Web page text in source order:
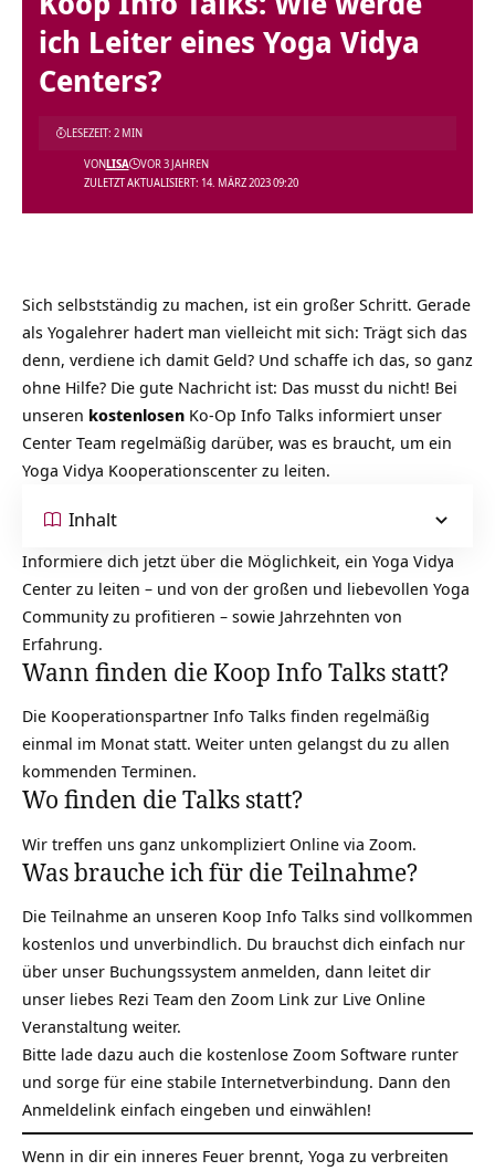
ich Leiter eines Yoga Vidya
Centers?
ZULETZT AKTUALISIERT: 14. MÄRZ 2023 09:20
VONLISA VOR 3 JAHREN
LESEZEIT: 2 MIN
Sich selbstständig zu machen, ist ein großer Schritt. Gerade
als Yogalehrer hadert man vielleicht mit sich: Trägt sich das
denn, verdiene ich damit Geld? Und schaffe ich das, so ganz
ohne Hilfe? Die gute Nachricht ist: Das musst du nicht! Bei
unseren kostenlosen Ko-Op Info Talks informiert unser
Center Team regelmäßig darüber, was es braucht, um ein
Yoga Vidya Kooperationscenter zu leiten.
Inhalt
Informiere dich jetzt über die Möglichkeit, ein Yoga Vidya
Center zu leiten – und von der großen und liebevollen Yoga
Community zu profitieren – sowie Jahrzehnten von
Erfahrung.
Wann finden die Koop Info Talks statt?
Die Kooperationspartner Info Talks finden regelmäßig
einmal im Monat statt. Weiter unten gelangst du zu allen
kommenden Terminen.
Wo finden die Talks statt?
Wir treffen uns ganz unkompliziert Online via Zoom.
Was brauche ich für die Teilnahme?
Die Teilnahme an unseren Koop Info Talks sind vollkommen
kostenlos und unverbindlich. Du brauchst dich einfach nur
über unser Buchungssystem anmelden, dann leitet dir
unser liebes Rezi Team den Zoom Link zur Live Online
Veranstaltung weiter.
Bitte lade dazu auch die kostenlose Zoom Software runter
und sorge für eine stabile Internetverbindung. Dann den
Anmeldelink einfach eingeben und einwählen!
Wenn in dir ein inneres Feuer brennt, Yoga zu verbreiten